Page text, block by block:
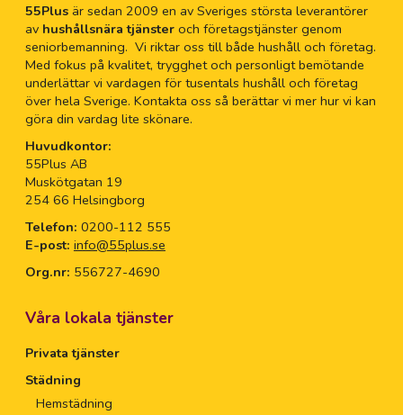
55Plusär sedan 2009 en av Sveriges största leverantörer
av hushållsnära tjänsteroch företagstjänster genom
seniorbemanning. Vi riktar oss till både hushåll och företag.
Med fokus på kvalitet, trygghet och personligt bemötande
underlättar vi vardagen för tusentals hushåll och företag
över hela Sverige. Kontakta oss så berättar vi mer hur vi kan
göra din vardag lite skönare.
Huvudkontor:
55Plus AB
Muskötgatan 19
254 66 Helsingborg
Telefon: 0200-112 555
E-post: info@55plus.se
Org.nr: 556727-4690
Våra lokala tjänster
Privata tjänster
Städning
Hemstädning